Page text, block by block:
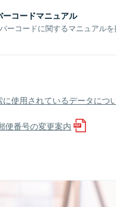
コードマニュアル
ーコードに関するマニュアルを
使用されているデータにつ
便番号の変更案内